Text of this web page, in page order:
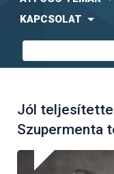
KAPCSOLAT
Jól
Szupermenta